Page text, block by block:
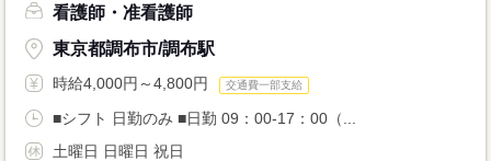
看護師・准看護師
東京都調布市/調布駅
時給4,000円～4,800円 交通費一部支給
■シフト 日勤のみ ■日勤 09：00-17：00（...
土曜日 日曜日 祝日